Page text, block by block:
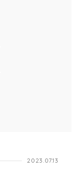
2023.07.13